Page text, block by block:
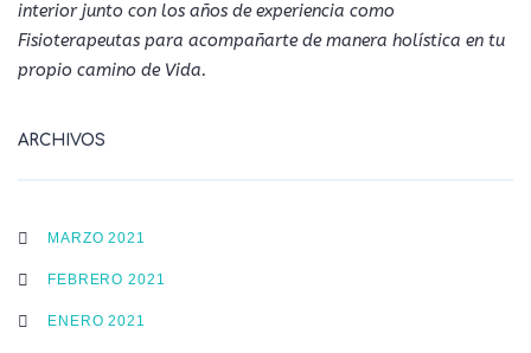
interior junto con los años de experiencia como
Fisioterapeutas para acompañarte de manera holística en tu
propio camino de Vida.
ARCHIVOS
MARZO 2021
FEBRERO 2021
ENERO 2021